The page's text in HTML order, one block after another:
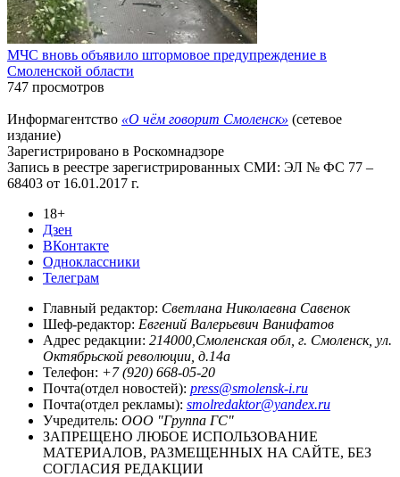
МЧС вновь объявило штормовое предупреждение в
Смоленской области
747 просмотров
Информагентство «О чём говорит Смоленск» (сетевое
издание)
Зарегистрировано в Роскомнадзоре
Запись в реестре зарегистрированных СМИ: ЭЛ № ФС 77 –
68403 от 16.01.2017 г.
18+
Дзен
ВКонтакте
Одноклассники
Телеграм
Главный редактор: Светлана Николаевна Савенок
Шеф-редактор: Евгений Валерьевич Ванифатов
Адрес редакции: 214000,Смоленская обл, г. Смоленск, ул.
Октябрьской революции, д.14а
Телефон: +7 (920) 668-05-20
Почта(отдел новостей): press@smolensk-i.ru
Почта(отдел рекламы): smolredaktor@yandex.ru
Учредитель: ООО "Группа ГС"
ЗАПРЕЩЕНО ЛЮБОЕ ИСПОЛЬЗОВАНИЕ
МАТЕРИАЛОВ, РАЗМЕЩЕННЫХ НА САЙТЕ, БЕЗ
СОГЛАСИЯ РЕДАКЦИИ